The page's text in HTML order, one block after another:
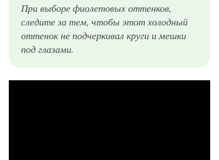
При выборе фиолетовых оттенков,
следите за тем, чтобы этот холодный
оттенок не подчеркивал круги и мешки
под глазами.